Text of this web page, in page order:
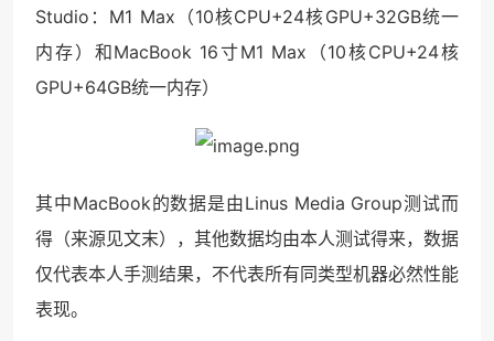
Studio：M1 Max（10核CPU+24核GPU+32GB统一
内存）和MacBook 16寸M1 Max（10核CPU+24核
GPU+64GB统一内存）
其中MacBook的数据是由Linus Media Group测试而
得（来源见文末），其他数据均由本人测试得来，数据
仅代表本人手测结果，不代表所有同类型机器必然性能
表现。